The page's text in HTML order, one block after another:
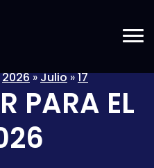
2026»Julio»17
PARA EL